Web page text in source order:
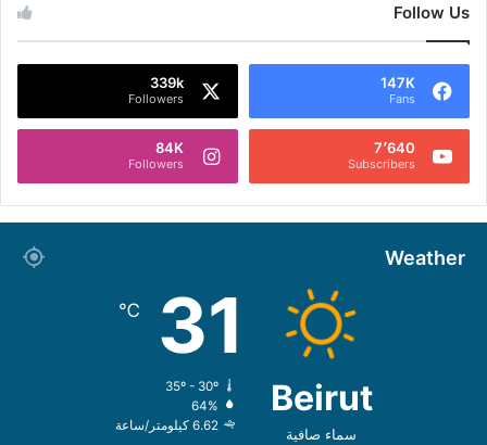
Follow Us
147K
Fans
339k
Followers
7٬640
Subscribers
84K
Followers
Weather
Beirut
سماء صافية
31
℃
35º - 30º
64%
6.62 كيلومتر/ساعة